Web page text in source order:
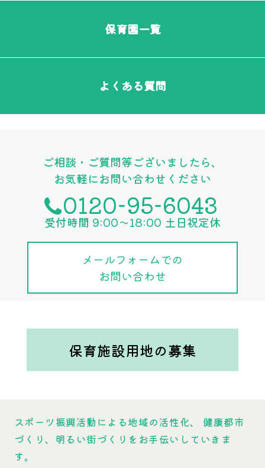
保育園一覧
よくある質問
ご相談・ご質問等ございましたら、
お気軽にお問い合わせください
0120-95-6043
受付時間 9:00〜18:00 土日祝定休
メールフォームでの
お問い合わせ
保育施設用地の募集
スポーツ振興活動による地域の活性化、
健康都市
づくり、明るい街づくりをお手伝いしていきま
す。